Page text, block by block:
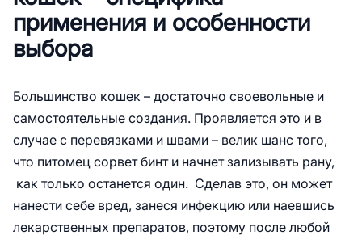
применения и особенности
выбора
Большинство кошек – достаточно своевольные и
самостоятельные создания. Проявляется это и в
случае с перевязками и швами – велик шанс того,
что питомец сорвет бинт и начнет зализывать рану,
как только останется один. Сделав это, он может
нанести себе вред, занеся инфекцию или наевшись
лекарственных препаратов, поэтому после любой